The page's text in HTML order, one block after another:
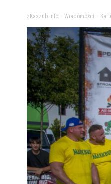
zKaszub.info> Wiadomości